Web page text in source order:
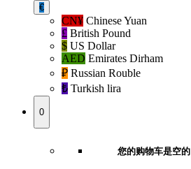
€
CN¥ Chinese Yuan
£ British Pound
$ US Dollar
AED Emirates Dirham
₽‎ Russian Rouble
₺‎ Turkish lira
0
您的购物车是空的